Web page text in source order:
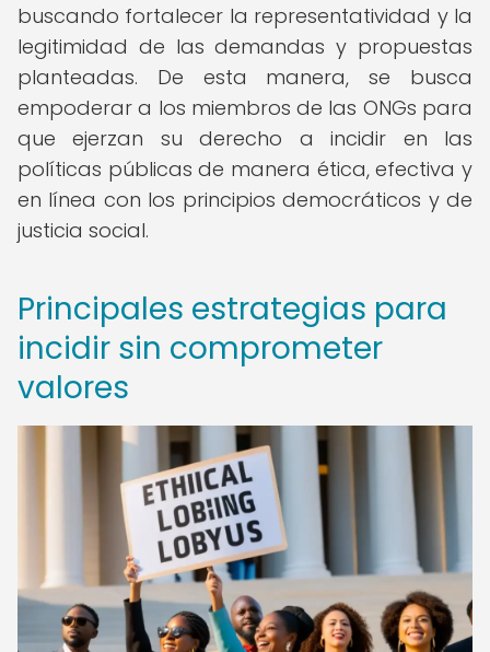
buscando fortalecer la representatividad y la
legitimidad de las demandas y propuestas
planteadas. De esta manera, se busca
empoderar a los miembros de las ONGs para
que ejerzan su derecho a incidir en las
políticas públicas de manera ética, efectiva y
en línea con los principios democráticos y de
justicia social.
Principales estrategias para
incidir sin comprometer
valores